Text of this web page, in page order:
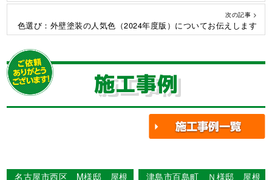
次の記事 >
色選び：外壁塗装の人気色（2024年度版）についてお伝えします
施工事例
名古屋市西区 M様邸 屋根 津島市百島町 Ｎ様邸 屋根